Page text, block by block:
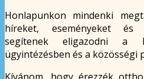
Honlapunkon mindenki
híreket, eseményeket és
segítenek eligazodni a
ügyintézésben és a közösségi